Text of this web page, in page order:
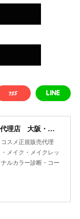
プリオリコスメ正規販売代理店 大阪・吹田 yourcolor+
スメ正規販売代理
メイク・メイクレッ
ルカラー診断・コー